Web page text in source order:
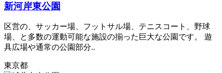
新河岸東公園
区営の、サッカー場、フットサル場、テニスコート、野球
場、と多数の運動可能な施設の揃った巨大な公園です。 遊
具広場や通常の公園部分..
東京都